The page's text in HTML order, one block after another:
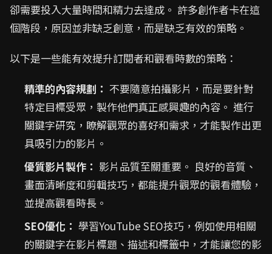
卻需要投入大量時間和精力去達成。 許多創作者卡在這
個階段，原因並非缺乏創意，而是缺乏有效的策略。
以下是一些能有效提升訂閱者和觀看時數的策略：
精準的內容規劃： 不要隨意拍攝影片，而是要針對
特定目標受眾，製作他們真正感興趣的內容。 進行
關鍵字研究，瞭解觀眾的喜好和需求，才能製作出更
具吸引力的影片。
優質影片製作： 影片品質至關重要。 良好的音質、
畫面清晰度和剪輯技巧，都能提升觀眾的觀看體驗，
並提高觀看時長。
SEO優化： 學習YouTube SEO技巧，例如使用相關
的關鍵字在影片標題、描述和標籤中，才能讓您的影